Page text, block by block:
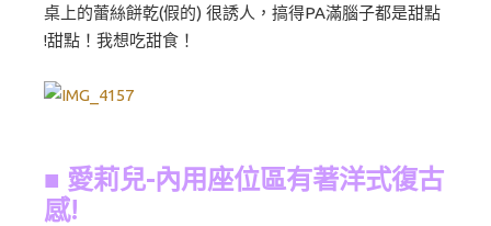
桌上的蕾絲餅乾(假的) 很誘人，搞得PA滿腦子都是甜點
!甜點！我想吃甜食！
■ 愛莉兒-內用座位區有著洋式復古
感!